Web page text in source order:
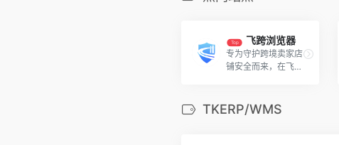
Top 飞跨浏览器
专为守护跨境卖家店
铺安全而来，在飞跨
TKERP/WMS